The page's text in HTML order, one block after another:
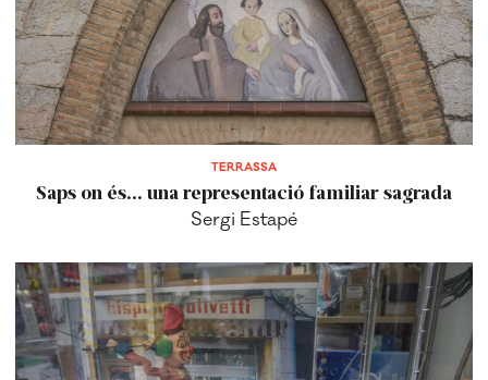
TERRASSA
Saps on és... una representació familiar sagrada
Sergi Estapé